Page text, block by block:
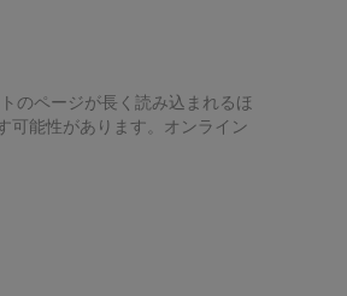
のページが長く読み込まれるほ
可能性があります。オンライン